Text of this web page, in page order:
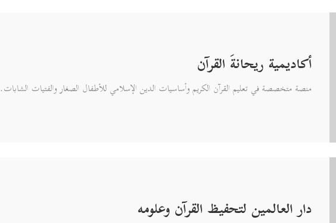
أكاديمية ريحانةَ القرآن
منصة متخصصة في تعليم القرآن الكريم وأساسيات الدين الإسلامي للأطفال الصغار والفتيات الشابات.
دار العالمين لتحفيظ القرآن وعلومه